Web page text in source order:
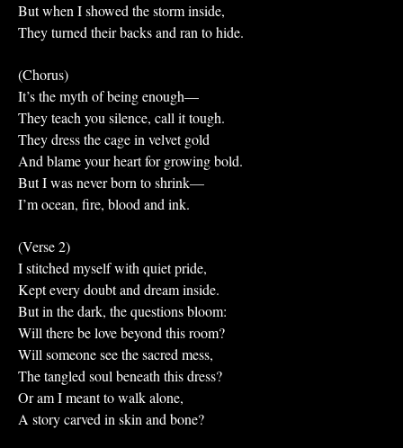
But when I showed the storm inside,
They turned their backs and ran to hide.
(Chorus)
It’s the myth of being enough—
They teach you silence, call it tough.
They dress the cage in velvet gold
And blame your heart for growing bold.
But I was never born to shrink—
I’m ocean, fire, blood and ink.
(Verse 2)
I stitched myself with quiet pride,
Kept every doubt and dream inside.
But in the dark, the questions bloom:
Will there be love beyond this room?
Will someone see the sacred mess,
The tangled soul beneath this dress?
Or am I meant to walk alone,
A story carved in skin and bone?